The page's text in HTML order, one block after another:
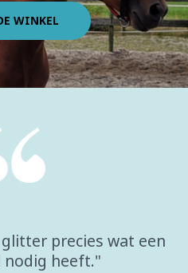
WINKEL
precies wat een
nodig heeft."